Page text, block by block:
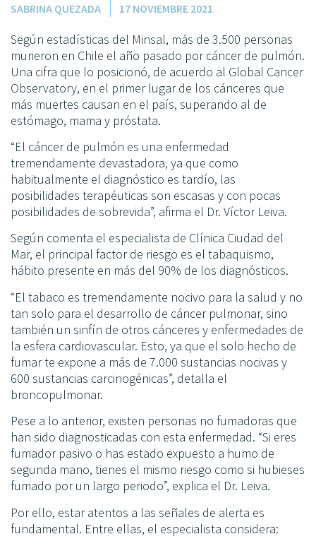
SABRINA QUEZADA 17 NOVIEMBRE 2021
Según estadísticas del Minsal, más de 3.500 personas
murieron en Chile el año pasado por cáncer de pulmón.
Una cifra que lo posicionó, de acuerdo al Global Cancer
Observatory, en el primer lugar de los cánceres que
más muertes causan en el país, superando al de
estómago, mama y próstata.
“El cáncer de pulmón es una enfermedad
tremendamente devastadora, ya que como
habitualmente el diagnóstico es tardío, las
posibilidades terapéuticas son escasas y con pocas
posibilidades de sobrevida”, afirma el Dr. Víctor Leiva.
Según comenta el especialista de Clínica Ciudad del
Mar, el principal factor de riesgo es el tabaquismo,
hábito presente en más del 90% de los diagnósticos.
“El tabaco es tremendamente nocivo para la salud y no
tan solo para el desarrollo de cáncer pulmonar, sino
también un sinfín de otros cánceres y enfermedades de
la esfera cardiovascular. Esto, ya que el solo hecho de
fumar te expone a más de 7.000 sustancias nocivas y
600 sustancias carcinogénicas”, detalla el
broncopulmonar.
Pese a lo anterior, existen personas no fumadoras que
han sido diagnosticadas con esta enfermedad. “Si eres
fumador pasivo o has estado expuesto a humo de
segunda mano, tienes el mismo riesgo como si hubieses
fumado por un largo periodo”, explica el Dr. Leiva.
Por ello, estar atentos a las señales de alerta es
fundamental. Entre ellas, el especialista considera: